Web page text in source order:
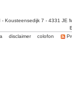
Kousteensedijk 7 - 4331 JE
disclaimer colofon